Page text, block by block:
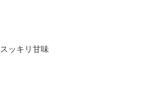
スッキリ 甘味